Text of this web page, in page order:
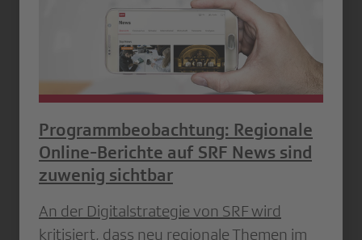
Programmbeobachtung: Regionale
Online-Berichte auf SRF News sind
zuwenig sichtbar
An der Digitalstrategie von SRF wird
kritisiert, dass neu regionale Themen im